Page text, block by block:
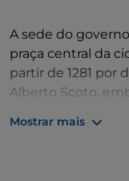
A sede do
praça central da
partir de 1281 por
Alberto Scoto,
Mostrar mais